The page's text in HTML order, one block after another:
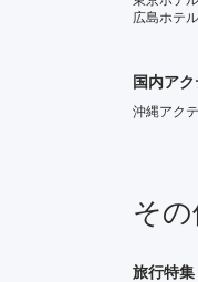
広島ホテル
国内ア
沖縄アク
そ
旅行特集